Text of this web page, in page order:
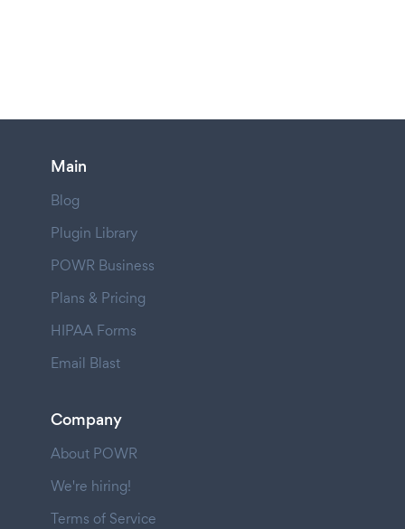
Main
Blog
Plugin Library
POWR Business
Plans & Pricing
HIPAA Forms
Email Blast
Company
About POWR
We're hiring!
Terms of Service